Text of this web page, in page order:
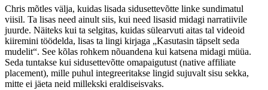
Chris mõtles välja, kuidas lisada sidusettevõtte linke sundimatul
viisil. Ta lisas need ainult siis, kui need lisasid midagi narratiivile
juurde. Näiteks kui ta selgitas, kuidas sülearvuti aitas tal videoid
kiiremini töödelda, lisas ta lingi kirjaga „Kasutasin täpselt seda
mudelit“. See kõlas rohkem nõuandena kui katsena midagi müüa.
Seda tuntakse kui sidusettevõtte omapaigutust (native affiliate
placement), mille puhul integreeritakse lingid sujuvalt sisu sekka,
mitte ei jäeta neid millekski eraldiseisvaks.